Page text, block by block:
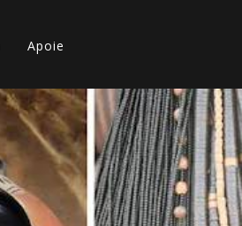
Apoie